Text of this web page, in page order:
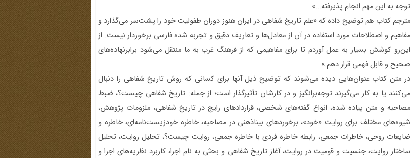
توجه به این مهم انجام پذیرفته...»
مترجم کتاب هم توضیح داده که «علم تاریخ شفاهی در ایران هنوز دوران طفولیت خود را پشت‌سر می‌گذارد و
مفاهیم و اصطلاحات مورد استفاده در آن از معادل‌‌ها و تعاریف دقیق و تجربه شده فارسی برخوردار نیست. از
این‌رو کوشش بسیار به عمل آوردم تا برای مفاهیمی که از فرهنگ غرب به ما منتقل می‌شود برابرنهاده‌های
صحیح و قابل فهمی قرار دهم.»
در متن کتاب عنوان‌هایی دیده می‌شوند که توضیح ذیل آنها برای کسانی که روش تاریخ شفاهی را دنبال
می‌کنند یا به کار می‌گیرند توجه‌برانگیز و در کارشان تأثیرگذار است؛ از جمله: تاریخ شفاهی چیست؟، ضبط
مصاحبه و متن پیاده شده، انواع گفته‌های شخصی، قراردادهای رایج در تاریخ شفاهی، ملزومات پژوهش،
شیوه‌های مختلف برای روایت «خود»، برخوردهای بیناذهنی در مصاحبه، خاطره خودزیست‌نامه‌ای، خاطره و
ضایعات روحی، خاطرات جمعی، رابطه خاطره فردی با خاطره جمعی، روایت چیست؟، تحلیل روایت، تحلیل
ساختار روایت، جنسیت و قومیت در روایت، آغاز تاریخ شفاهی و بحثی به نام اجرا، کاربرد نظریه‌های اجرا و